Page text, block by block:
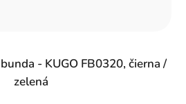
- KUGO FB0320, čierna /
zelená